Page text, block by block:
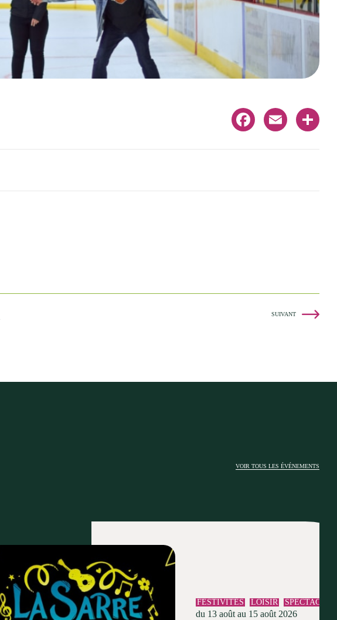
Facebook
Email Share
SUIVANT
VOIR TOUS LES ÉVÉNEMENTS
FESTIVITÉS LOISIR SPECTACLE
du 13 août au 15 août 2026